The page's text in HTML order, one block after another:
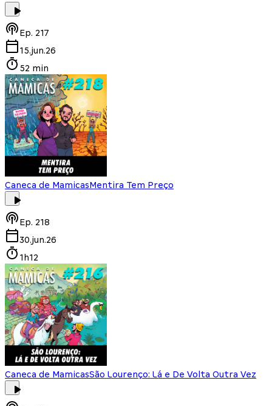
Ep. 217
15.jun.26
52 min
Caneca de MamicasMentira Tem Preço
Ep. 218
30.jun.26
1h12
Caneca de MamicasSão Lourenço: Lá e De Volta Outra Vez